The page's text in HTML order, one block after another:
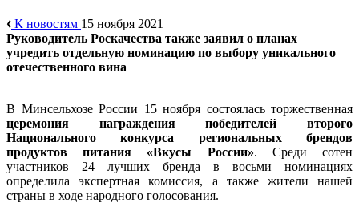
К новостям 15 ноября 2021
Руководитель Роскачества также заявил о планах
учредить отдельную номинацию по выбору уникального
отечественного вина
В Минсельхозе России 15 ноября состоялась торжественная
церемония награждения победителей второго
Национального конкурса региональных брендов
продуктов питания «Вкусы России». Среди сотен
участников 24 лучших бренда в восьми номинациях
определила экспертная комиссия, а также жители нашей
страны в ходе народного голосования.